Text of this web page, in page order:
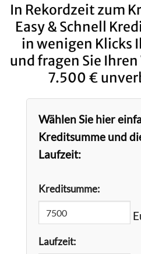
In Rekordzeit zum
Easy & Schnell
in wenigen Klicks
und fragen Sie
7.500 €
Wählen Sie hier
Kreditsumme und
Laufzeit:
Kreditsumme:
Laufzeit: